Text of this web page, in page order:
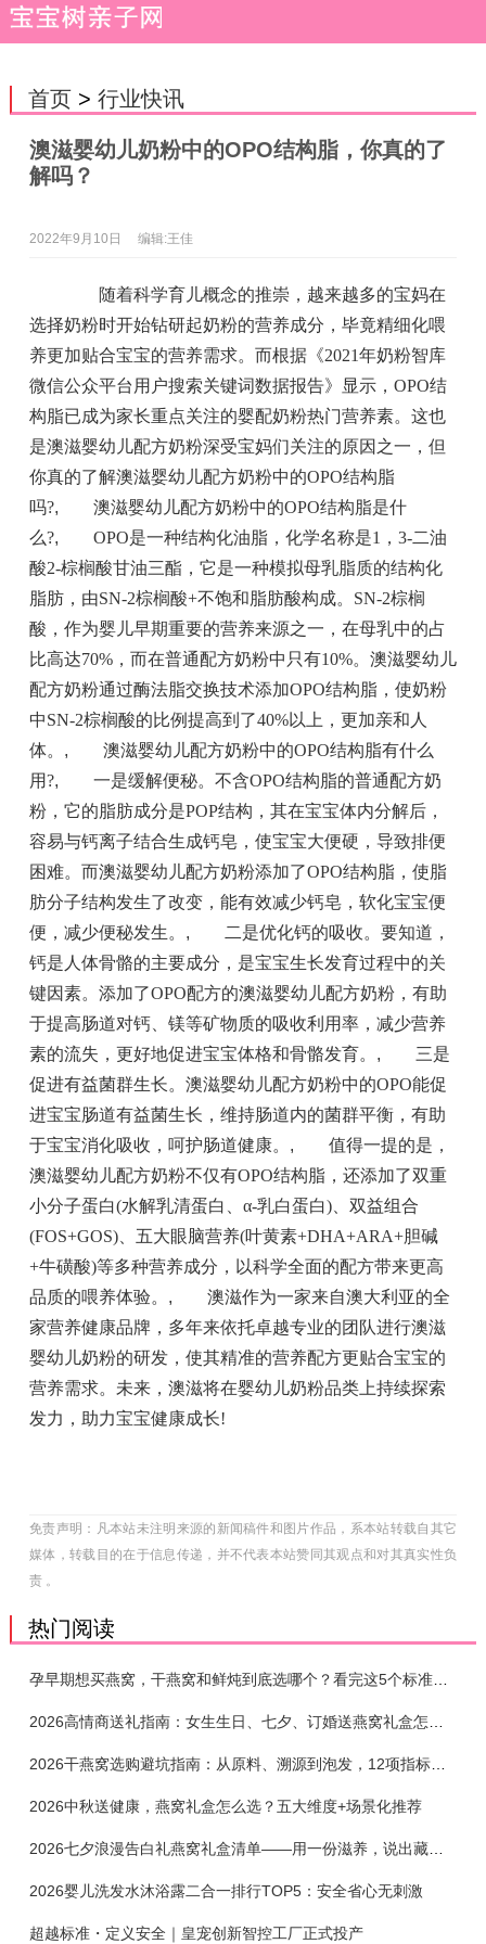
首页> 行业快讯
澳滋婴幼儿奶粉中的OPO结构脂，你真的了
解吗？
2022年9月10日 编辑:王佳
随着科学育儿概念的推崇，越来越多的宝妈在
选择奶粉时开始钻研起奶粉的营养成分，毕竟精细化喂
养更加贴合宝宝的营养需求。而根据《2021年奶粉智库
微信公众平台用户搜索关键词数据报告》显示，OPO结
构脂已成为家长重点关注的婴配奶粉热门营养素。这也
是澳滋婴幼儿配方奶粉深受宝妈们关注的原因之一，但
你真的了解澳滋婴幼儿配方奶粉中的OPO结构脂
吗?, 澳滋婴幼儿配方奶粉中的OPO结构脂是什
么?, OPO是一种结构化油脂，化学名称是1，3-二油
酸2-棕榈酸甘油三酯，它是一种模拟母乳脂质的结构化
脂肪，由SN-2棕榈酸+不饱和脂肪酸构成。SN-2棕榈
酸，作为婴儿早期重要的营养来源之一，在母乳中的占
比高达70%，而在普通配方奶粉中只有10%。澳滋婴幼儿
配方奶粉通过酶法脂交换技术添加OPO结构脂，使奶粉
中SN-2棕榈酸的比例提高到了40%以上，更加亲和人
体。 , 澳滋婴幼儿配方奶粉中的OPO结构脂有什么
用?, 一是缓解便秘。不含OPO结构脂的普通配方奶
粉，它的脂肪成分是POP结构，其在宝宝体内分解后，
容易与钙离子结合生成钙皂，使宝宝大便硬，导致排便
困难。而澳滋婴幼儿配方奶粉添加了OPO结构脂，使脂
肪分子结构发生了改变，能有效减少钙皂，软化宝宝便
便，减少便秘发生。 , 二是优化钙的吸收。要知道，
钙是人体骨骼的主要成分，是宝宝生长发育过程中的关
键因素。添加了OPO配方的澳滋婴幼儿配方奶粉，有助
于提高肠道对钙、镁等矿物质的吸收利用率，减少营养
素的流失，更好地促进宝宝体格和骨骼发育。 , 三是
促进有益菌群生长。澳滋婴幼儿配方奶粉中的OPO能促
进宝宝肠道有益菌生长，维持肠道内的菌群平衡，有助
于宝宝消化吸收，呵护肠道健康。 , 值得一提的是，
澳滋婴幼儿配方奶粉不仅有OPO结构脂，还添加了双重
小分子蛋白(水解乳清蛋白、α-乳白蛋白)、双益组合
(FOS+GOS)、五大眼脑营养(叶黄素+DHA+ARA+胆碱
+牛磺酸)等多种营养成分，以科学全面的配方带来更高
品质的喂养体验。 , 澳滋作为一家来自澳大利亚的全
家营养健康品牌，多年来依托卓越专业的团队进行澳滋
婴幼儿奶粉的研发，使其精准的营养配方更贴合宝宝的
营养需求。未来，澳滋将在婴幼儿奶粉品类上持续探索
发力，助力宝宝健康成长!
免责声明：凡本站未注明来源的新闻稿件和图片作品，系本站转载自其它
媒体，转载目的在于信息传递，并不代表本站赞同其观点和对其真实性负
责 。
热门阅读
孕早期想买燕窝，干燕窝和鲜炖到底选哪个？看完这5个标准再下单
2026干燕窝选购避坑指南：从原料、溯源到泡发，12项指标判断靠谱燕窝
2026中秋送健康，燕窝礼盒怎么选？五大维度+场景化推荐
2026七夕浪漫告白礼燕窝礼盒清单——用一份滋养，说出藏在心底的爱
2026婴儿洗发水沐浴露二合一排行TOP5：安全省心无刺激
超越标准・定义安全｜皇宠创新智控工厂正式投产